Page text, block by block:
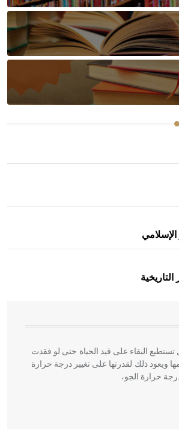
نوع من الفنون الهندسية التي ارتبطت
في بلاد الشام ومصر خاصة، حيث يحرص
مداميكه وخاصة في الواجهات
تستطيع البقاء على قيد الحياة حتى لو فقدت
ويعود ذلك لقدرتها على تغيير درجة حرارة
حرارة الجو،